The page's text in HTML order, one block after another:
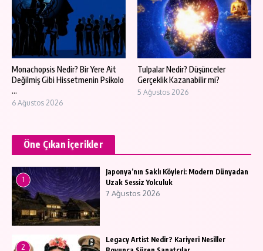
Monachopsis Nedir? Bir Yere Ait
Değilmiş Gibi Hissetmenin Psikolo
...
6 Ağustos 2026
Tulpalar Nedir? Düşünceler
Gerçeklik Kazanabilir mi?
5 Ağustos 2026
Öne Çıkan İçerikler
1
Japonya’nın Saklı Köyleri: Modern Dünyadan
Uzak Sessiz Yolculuk
7 Ağustos 2026
2
Legacy Artist Nedir? Kariyeri Nesiller